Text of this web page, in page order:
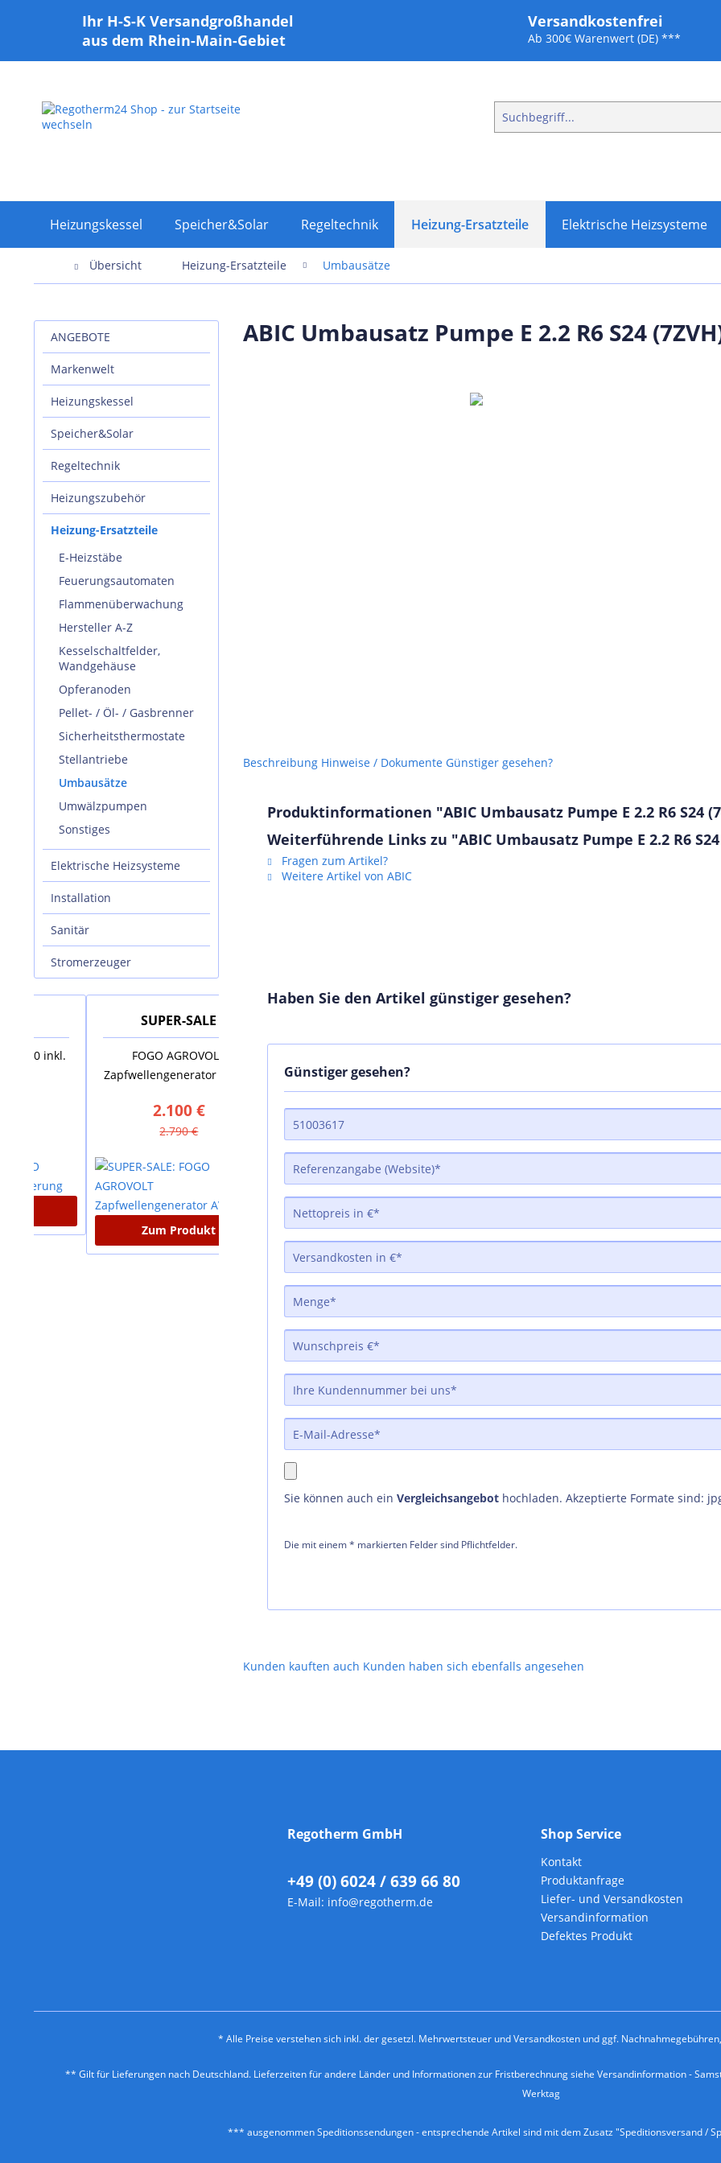
Ihr H-S-K Versandgroßhandel
aus dem Rhein-Main-Gebiet
Versandkostenfrei
Ab 300€ Warenwert (DE) ***
Heizungskessel Speicher&Solar Regeltechnik Heizung-Ersatzteile Elektrische Heizsysteme
Übersicht Heizung-Ersatzteile Umbausätze
ANGEBOTE
Markenwelt
Heizungskessel
Speicher&Solar
Regeltechnik
Heizungszubehör
Heizung-Ersatzteile
E-Heizstäbe
Feuerungsautomaten
Flammenüberwachung
Hersteller A-Z
Kesselschaltfelder,
Wandgehäuse
Opferanoden
Pellet- / Öl- / Gasbrenner
Sicherheitsthermostate
Stellantriebe
Umbausätze
Umwälzpumpen
Sonstiges
Elektrische Heizsysteme
Installation
Sanitär
Stromerzeuger
SUPER-SALE
FOGO AGROVOLT
Zapfwellengenerator AV18R
2.100 €
Zum Produkt
Standspeicher VS 200 EU
880 €
1.635 €
Zum Produkt
ABIC Umbausatz Pumpe E 2.2 R6 S24
Beschreibung Hinweise / Dokumente Günstiger gesehen?
Produktinformationen "ABIC Umbausatz Pumpe E 2.2 R6 S24
Weiterführende Links zu "ABIC Umbausatz Pumpe E 2.2 R6 S24
Fragen zum Artikel?
Weitere Artikel von ABIC
Haben Sie den Artikel günstiger gesehen?
Günstiger gesehen?
Sie können auch ein Vergleichsangebot hochladen. Akzeptierte Formate sind:
Die mit einem * markierten Felder sind Pflichtfelder.
Kunden kauften auch Kunden haben sich ebenfalls angesehen
Regotherm GmbH
+49 (0) 6024 / 639 66 80
E-Mail: info@regotherm.de
Shop Service
Kontakt
Produktanfrage
Liefer- und Versandkosten
Versandinformation
Defektes Produkt
* Alle Preise verstehen sich inkl. der gesetzl. Mehrwertsteuer undVersandkostenund ggf.
** Gilt für Lieferungen nach Deutschland. Lieferzeiten für andere Länder und Informationen zur Fristberechnung siehe Versandinformation-
Werktag
*** ausgenommen Speditionssendungen - entsprechende Artikel sind mit dem Zusatz "Speditionsversand /